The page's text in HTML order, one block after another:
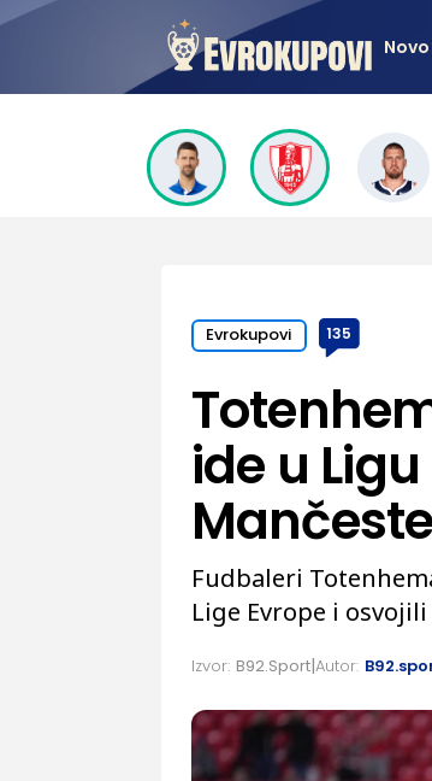
Novo
Evrokupovi 135
ide u
Fudbaleri
Lige Evrope i
Izvor: B92.Sport Autor: